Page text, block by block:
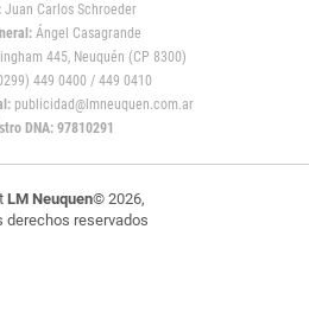
Juan Carlos Schroeder
Ángel Casagrande
445, Neuquén (CP 8300)
449 0400 / 449 0410
publicidad@lmneuquen.com.ar
DNA: 97810291
LM Neuquen© 2026,
derechos reservados